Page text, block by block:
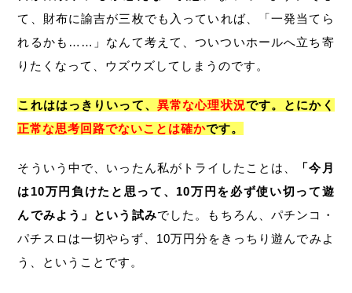
て、財布に諭吉が三枚でも入っていれば、「一発当てら
れるかも……」なんて考えて、ついついホールへ立ち寄
りたくなって、ウズウズしてしまうのです。
これははっきりいって、 異常な心理状況です。とにかく
正常な思考回路でないことは確かです。
そういう中で、いったん私がトライしたことは、
「今月
は10万円負けたと思って、10万円を必ず使い切って遊
んでみよう」という試みでした。もちろん、パチンコ・
パチスロは一切やらず、10万円分をきっちり遊んでみよ
う、ということです。